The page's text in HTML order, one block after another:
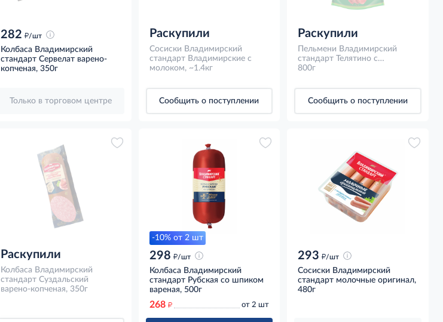
282 д/шт
Колбаса Владимирский
стандарт Сервелат варено-
копченая, 350г
Только в торговом центре
Раскупили
Сосиски Владимирский
стандарт Владимирские с
молоком, ~1.4кг
Сообщить о поступлении
Раскупили
Пельмени Владимирский
стандарт Телятино с
телятиной замороженные,
800г
Сообщить о поступлении
Раскупили
Колбаса Владимирский
стандарт Суздальский
варено-копченая, 350г
-10% от 2 шт
298 д/шт
Колбаса Владимирский
стандарт Рубская со шпиком
вареная, 500г
268 д от 2 шт
293 д/шт
Сосиски Владимирский
стандарт молочные оригинал,
480г